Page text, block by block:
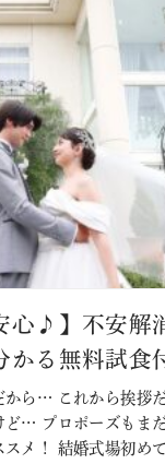
心♪】不安解
かる無料試食
から… これから挨拶
ど… プロポーズもま
メ！ 結婚式場初め